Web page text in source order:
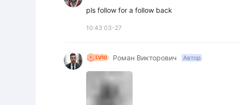
pls follow for a follow back
10:43 03-27
Роман Викторович Автор